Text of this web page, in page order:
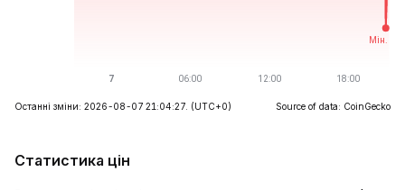
Останні зміни: 2026-08-07 21:04:27. (UTC+0) Source of data: CoinGecko
Статистика цін